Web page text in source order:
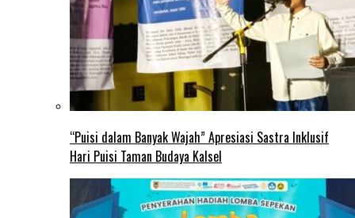
“Puisi dalam Banyak Wajah” Apresiasi Sastra Inklusif
Hari Puisi Taman Budaya Kalsel